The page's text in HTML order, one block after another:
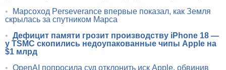
•
Марсоход Perseverance впервые показал, как Земля
скрылась за спутником Марса
• Дефицит памяти грозит производству iPhone 18 —
у TSMC скопились недоупакованные чипы Apple на
$1 млрд
• OpenAI попросила суд отклонить иск Apple, обвинив